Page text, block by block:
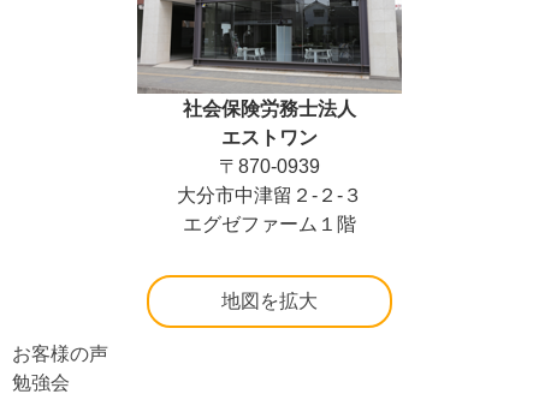
社会保険労務士法人
エストワン
〒870-0939
大分市中津留２-２-３
エグゼファーム１階
地図を拡大
お客様の声
勉強会